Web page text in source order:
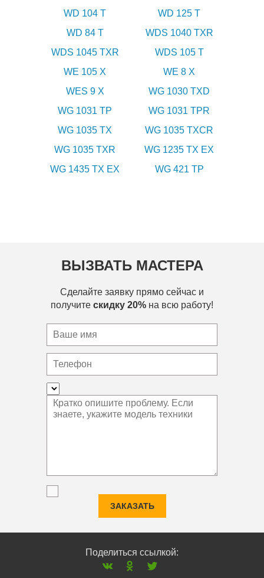
WD 104 T
WD 125 T
WD 84 T
WDS 1040 TXR
WDS 1045 TXR
WDS 105 T
WE 105 X
WE 8 X
WES 9 X
WG 1030 TXD
WG 1031 TP
WG 1031 TPR
WG 1035 TX
WG 1035 TXCR
WG 1035 TXR
WG 1235 TX EX
WG 1435 TX EX
WG 421 TP
ВЫЗВАТЬ МАСТЕРА
Сделайте заявку прямо сейчас и
получите скидку 20% на всю работу!
ЗАКАЗАТЬ
Поделиться ссылкой: